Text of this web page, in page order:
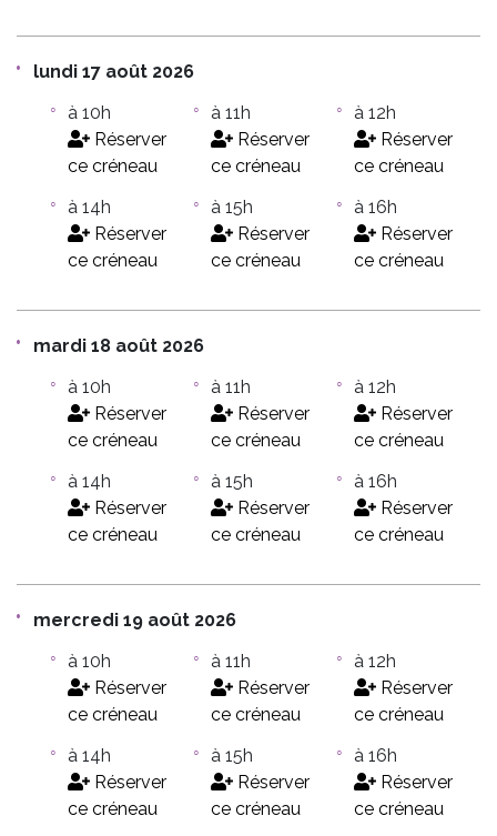
lundi 17 août 2026
à 10h
Réserver
ce créneau
à 11h
Réserver
ce créneau
à 12h
Réserver
ce créneau
à 14h
Réserver
ce créneau
à 15h
Réserver
ce créneau
à 16h
Réserver
ce créneau
mardi 18 août 2026
à 10h
Réserver
ce créneau
à 11h
Réserver
ce créneau
à 12h
Réserver
ce créneau
à 14h
Réserver
ce créneau
à 15h
Réserver
ce créneau
à 16h
Réserver
ce créneau
mercredi 19 août 2026
à 10h
Réserver
ce créneau
à 11h
Réserver
ce créneau
à 12h
Réserver
ce créneau
à 14h
Réserver
ce créneau
à 15h
Réserver
ce créneau
à 16h
Réserver
ce créneau